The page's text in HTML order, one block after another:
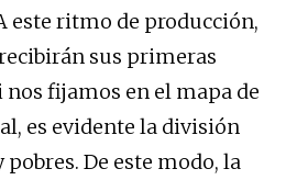
este ritmo de producción,
sus primeras
nos fijamos en el mapa de
es evidente la división
De este modo, la